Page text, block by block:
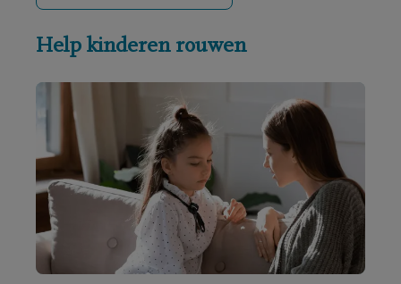
Help kinderen rouwen